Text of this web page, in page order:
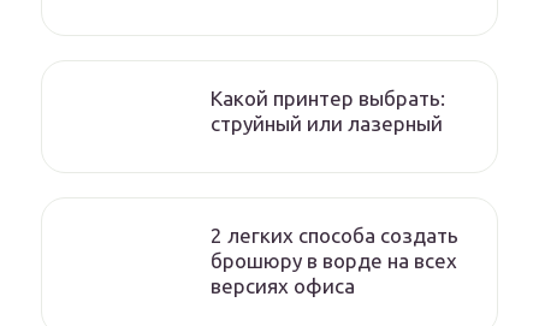
Какой принтер выбрать:
струйный или лазерный
2 легких способа создать
брошюру в ворде на всех
версиях офиса